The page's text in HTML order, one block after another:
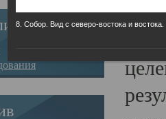
8. Собор. Вид с северо-востока и востока.